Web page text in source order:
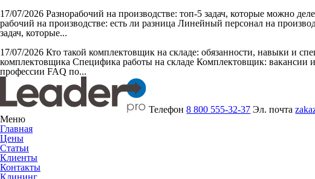
17/07/2026 Разнорабочий на производстве: топ-5 задач, которые можно
рабочий на производстве: есть ли разница Линейный персонал на
задач, которые...
17/07/2026 Кто такой комплектовщик на складе: обязанности, навыки и
комплектовщика Специфика работы на складе Комплектовщик: вакансии
профессии FAQ по...
Телефон8 800 555-32-37 Эл. почта
Меню
Главная
Цены
Статьи
Клиенты
Контакты
Клининг